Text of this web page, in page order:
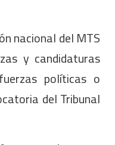
nacional del MTS
y candidaturas
políticas o
del Tribunal